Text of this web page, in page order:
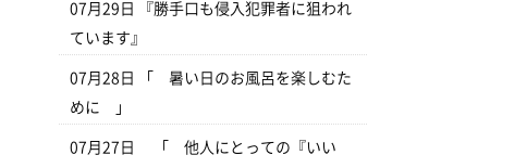
07月29日
『勝手口も侵入犯罪者に狙われ
ています』
07月28日
「 暑い日のお風呂を楽しむた
めに 」
07月27日
「 他人にとっての『いい